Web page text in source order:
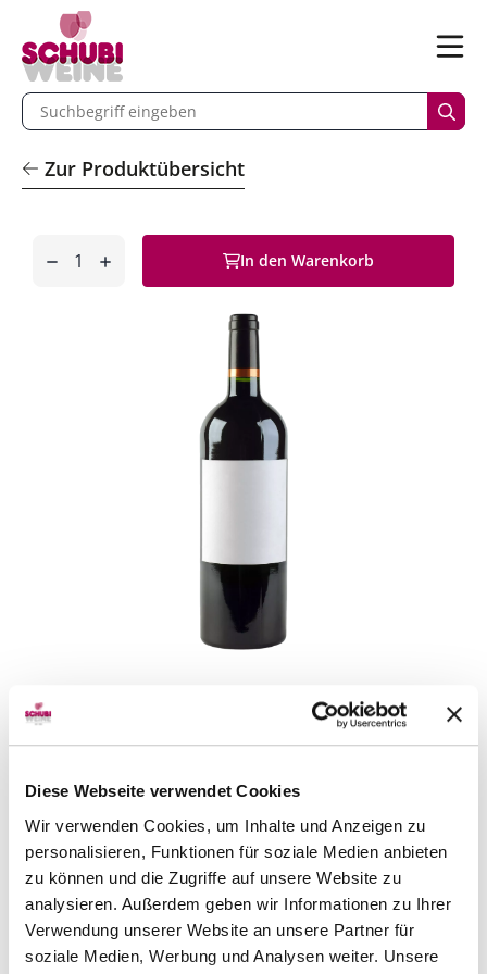
Diese Webseite verwendet Cookies
Wir verwenden Cookies, um Inhalte und Anzeigen zu
personalisieren, Funktionen für soziale Medien anbieten
zu können und die Zugriffe auf unsere Website zu
analysieren. Außerdem geben wir Informationen zu Ihrer
Verwendung unserer Website an unsere Partner für
soziale Medien, Werbung und Analysen weiter. Unsere
Menü
eingeben
Zur Produktübersicht
In den Warenkorb
Château Roc de Creuzelat1975
75 cl Rotwein | Frankreich
CHF 48.50
inkl. 8.1% MwSt.
zzgl. Versandkosten
Detail